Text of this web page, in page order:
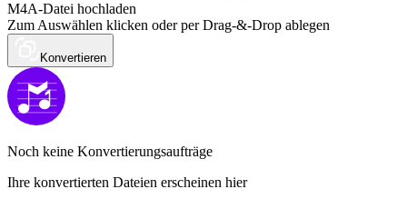
M4A-Datei hochladen
Zum Auswählen klicken oder per Drag-&-Drop ablegen
Konvertieren
Noch keine Konvertierungsaufträge
Ihre konvertierten Dateien erscheinen hier